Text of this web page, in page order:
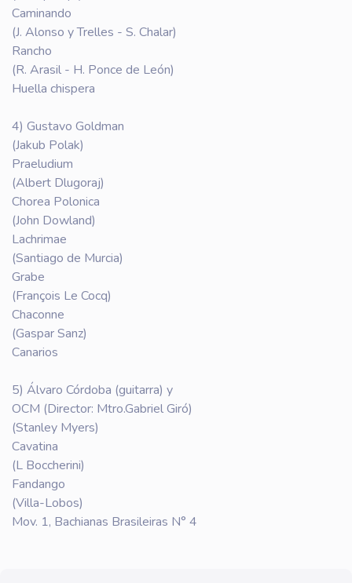
Caminando
(J. Alonso y Trelles - S. Chalar)
Rancho
(R. Arasil - H. Ponce de León)
Huella chispera
4) Gustavo Goldman
(Jakub Polak)
Praeludium
(Albert Dlugoraj)
Chorea Polonica
(John Dowland)
Lachrimae
(Santiago de Murcia)
Grabe
(François Le Cocq)
Chaconne
(Gaspar Sanz)
Canarios
5) Álvaro Córdoba (guitarra) y
OCM (Director: Mtro.Gabriel Giró)
(Stanley Myers)
Cavatina
(L Boccherini)
Fandango
(Villa-Lobos)
Mov. 1, Bachianas Brasileiras N° 4